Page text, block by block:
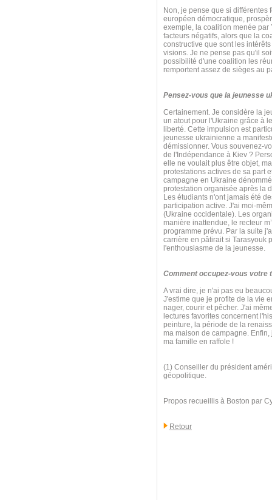
Non, je pense que si différentes
européen démocratique,
exemple, la coalition menée par
facteurs négatifs, alors que la
constructive que sont les
visions. Je ne pense pas qu'il
possibilité d'une coalition les
remportent assez de sièges au
Pensez-vous que la jeunesse
Certainement. Je considère la
un atout pour l'Ukraine grâce à
liberté. Cette impulsion est
jeunesse ukrainienne a
démissionner. Vous souvenez-
de l'Indépendance à Kiev ?
elle ne voulait plus être objet,
protestations actives de sa part
campagne en Ukraine
protestation organisée après la
Les étudiants n'ont jamais été
participation active. J'ai moi-
(Ukraine occidentale). Les
manière inattendue, le recteur
programme prévu. Par la suite
carrière en pâtirait si Tarasyouk
l'enthousiasme de la jeunesse.
Comment occupez-vous votre
A vrai dire, je n'ai pas eu
J'estime que je profite de la vie
nager, courir et pêcher. J'ai
lectures favorites concernent
peinture, la période de la
ma maison de campagne.
ma famille en raffole !
(1) Conseiller du président
géopolitique.
Propos recueillis à Boston par
Retour